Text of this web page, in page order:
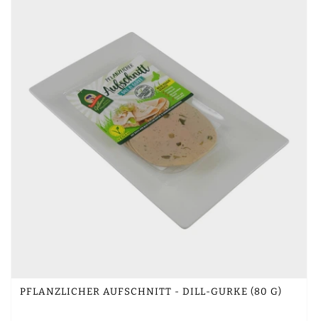
PFLANZLICHER AUFSCHNITT - DILL-GURKE (80 G)